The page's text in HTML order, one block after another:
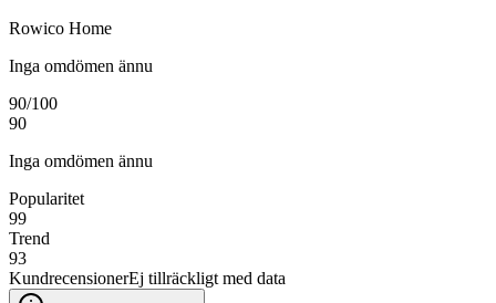
Rowico Home
Inga omdömen ännu
90/100
90
Inga omdömen ännu
Popularitet
99
Trend
93
KundrecensionerEj tillräckligt med data